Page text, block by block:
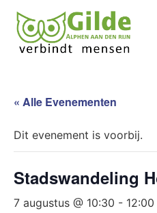
« Alle Evenementen
Dit evenement is voorbij.
Stadswandeling
7 augustus @ 10:30 - 12:00